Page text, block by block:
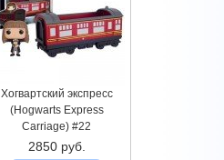
Хогвартский экспресс
(Hogwarts Express
Carriage) #22
2850 руб.